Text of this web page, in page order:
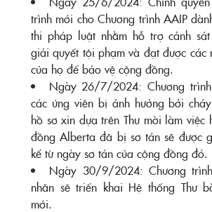
trình mới cho Chương trình AAIP
thi pháp luật nhằm hỗ trợ cảnh
giải quyết tội phạm và đạt được các
của họ để bảo vệ cộng đồng.
Ngày 26/7/2024: Chương
các ứng viên bị ảnh hưởng bởi
hồ sơ xin dựa trên Thư mời làm việc
đồng Alberta đã bị sơ tán sẽ được
kể từ ngày sơ tán của cộng đồng đó.
Ngày 30/9/2024: Chương
nhân sẽ triển khai Hệ thống Thư
mới.